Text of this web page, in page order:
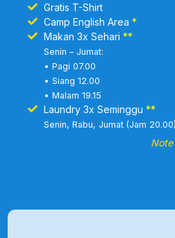
Gratis T-Shirt
Camp English Area *
Makan 3x Sehari **
Senin – Jumat:
• Pagi 07.00
• Siang 12.00
• Malam 19.15
Laundry 3x Seminggu **
Senin, Rabu, Jumat (Jam 20.00)